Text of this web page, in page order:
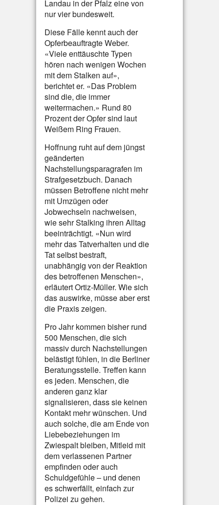
Landau in der Pfalz eine von
nur vier bundesweit.
Diese Fälle kennt auch der
Opferbeauftragte Weber.
«Viele enttäuschte Typen
hören nach wenigen Wochen
mit dem Stalken auf»,
berichtet er. «Das Problem
sind die, die immer
weitermachen.» Rund 80
Prozent der Opfer sind laut
Weißem Ring Frauen.
Hoffnung ruht auf dem jüngst
geänderten
Nachstellungsparagrafen im
Strafgesetzbuch. Danach
müssen Betroffene nicht mehr
mit Umzügen oder
Jobwechseln nachweisen,
wie sehr Stalking ihren Alltag
beeinträchtigt. «Nun wird
mehr das Tatverhalten und die
Tat selbst bestraft,
unabhängig von der Reaktion
des betroffenen Menschen»,
erläutert Ortiz-Müller. Wie sich
das auswirke, müsse aber erst
die Praxis zeigen.
Pro Jahr kommen bisher rund
500 Menschen, die sich
massiv durch Nachstellungen
belästigt fühlen, in die Berliner
Beratungsstelle. Treffen kann
es jeden. Menschen, die
anderen ganz klar
signalisieren, dass sie keinen
Kontakt mehr wünschen. Und
auch solche, die am Ende von
Liebebeziehungen im
Zwiespalt bleiben, Mitleid mit
dem verlassenen Partner
empfinden oder auch
Schuldgefühle – und denen
es schwerfällt, einfach zur
Polizei zu gehen.